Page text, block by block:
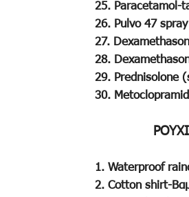
25. Paracetamol-
26. Pulvo 47
27.
28.
29. Prednisolone
30.
1. Waterproof
2. Cotton shirt-